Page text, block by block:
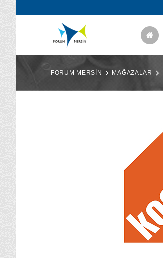
FORUM MERSİN MAĞAZALAR